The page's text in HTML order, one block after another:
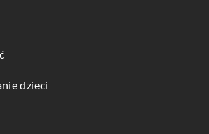
dzieci